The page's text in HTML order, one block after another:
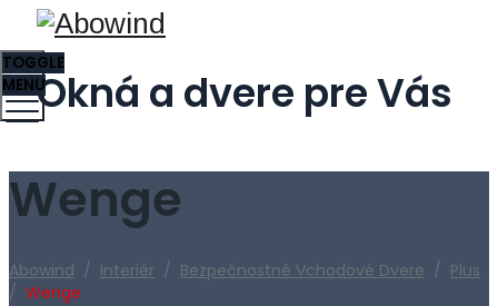
Okná a dvere pre Vás
TOGGLE
MENU
Wenge
Abowind / Interiér / Bezpečnostné Vchodové Dvere / Plus
/ Wenge